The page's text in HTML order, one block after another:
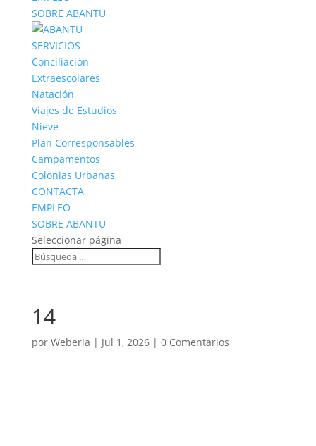
SOBRE ABANTU
SERVICIOS
Conciliación
Extraescolares
Natación
Viajes de Estudios
Nieve
Plan Corresponsables
Campamentos
Colonias Urbanas
CONTACTA
EMPLEO
SOBRE ABANTU
Seleccionar página
14
por Weberia | Jul 1, 2026| 0 Comentarios